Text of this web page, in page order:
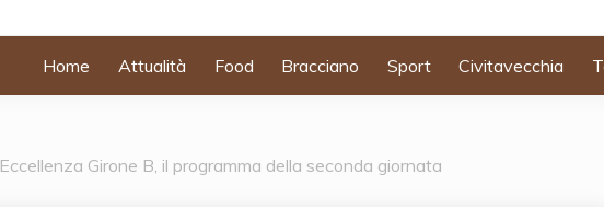
Home Attualità Food Bracciano Sport Civitavecchia
Eccellenza Girone B, il programma della seconda giornata